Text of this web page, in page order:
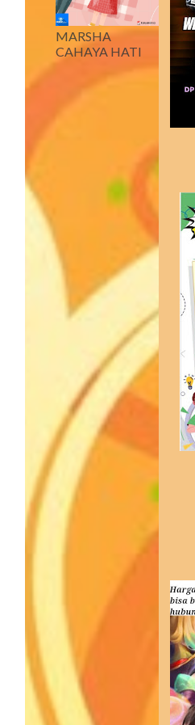
MARSHA
CAHAYA HATI